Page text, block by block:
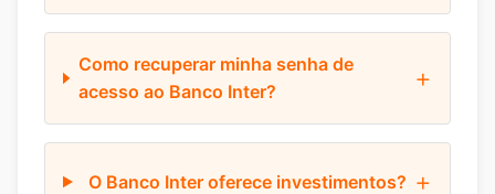
Como recuperar minha senha de
acesso ao Banco Inter?
O Banco Inter oferece investimentos?